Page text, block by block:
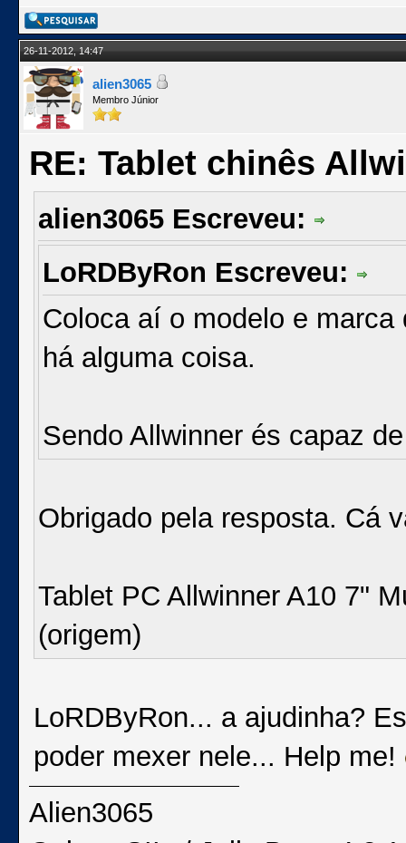
26-11-2012, 14:47
alien3065
Membro Júnior
RE: Tablet chinês
alien3065 Escreveu:
LoRDByRon Escreveu:
Coloca aí o modelo e
há alguma coisa.
Sendo Allwinner és capaz
Obrigado pela resposta. Cá
Tablet PC Allwinner A10 7"
(origem)
LoRDByRon... a ajudinha?
poder mexer nele... Help me!
Alien3065